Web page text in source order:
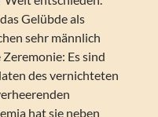
Gelübde als
sehr männlich
Es sind
des vernichteten
hat sie neben